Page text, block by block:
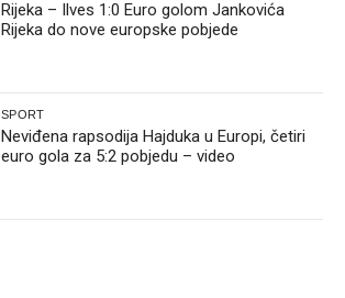
Rijeka – Ilves 1:0 Euro golom Jankovića
Rijeka do nove europske pobjede
SPORT
Neviđena rapsodija Hajduka u Europi, četiri
euro gola za 5:2 pobjedu – video